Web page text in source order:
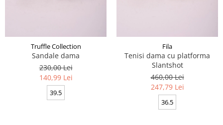
Truffle Collection
Sandale dama
230,00 Lei
140,99 Lei
39.5
Fila
Tenisi dama cu platforma
Slantshot
460,00 Lei
247,79 Lei
36.5